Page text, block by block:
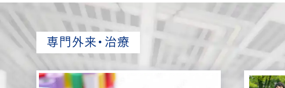
専門外来・治療